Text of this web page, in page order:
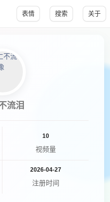
表情 搜索 关于
流泪
10
视频量
2026-04-27
注册时间